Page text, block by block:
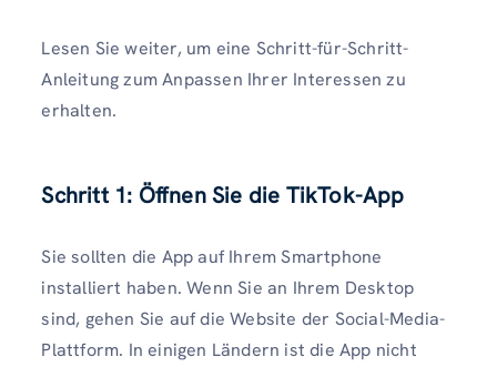
Lesen Sie weiter, um eine Schritt-für-Schritt-
Anleitung zum Anpassen Ihrer Interessen zu
erhalten.
Schritt 1: Öffnen Sie die TikTok-App
Sie sollten die App auf Ihrem Smartphone
installiert haben. Wenn Sie an Ihrem Desktop
sind, gehen Sie auf die Website der Social-Media-
Plattform. In einigen Ländern ist die App nicht